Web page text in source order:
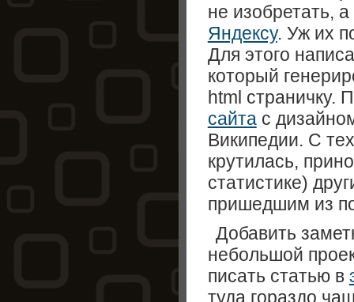
не изобретать,
Яндексу. Уж их
Для этого
который
html страничку.
сайтас
Википедии. С
крутилась,
статистике)
пришедшим из
Добавить
небольшой
писать статью в
туда гораздо